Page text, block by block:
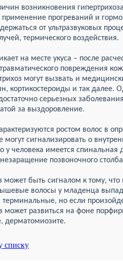
возникновения
применение прогреваний и
от ультразвуковых
термического воздействия.
на месте укуса – после
повреждения
могут вызвать и
кортикостероиды и так далее.
серьезных
за выздоровление.
ростом волос в
сигнализировать о
у человека имеется спинальная
позвоночного
может быть сигналом к тому,
волосы у младенца
но если
может развиться на фоне
дерматомиозите.
списку